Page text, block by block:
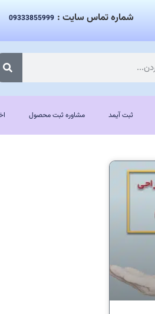
شماره تماس سایت : 09333855999
ثبت آیمد مشاوره ثبت محصول